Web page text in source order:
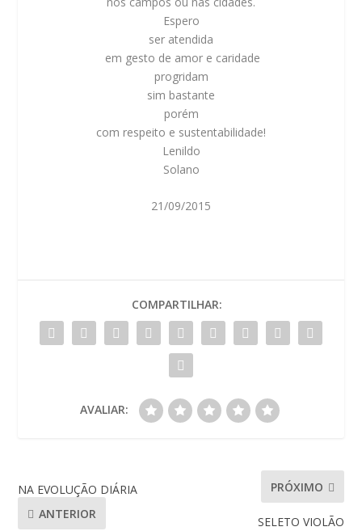
Espero
ser atendida
em gesto de amor e caridade
progridam
sim bastante
porém
com respeito e sustentabilidade!
Lenildo
Solano
21/09/2015
COMPARTILHAR:
AVALIAR:
NA EVOLUÇÃO DIÁRIA
ANTERIOR
PRÓXIMO
SELETO VIOLÃO